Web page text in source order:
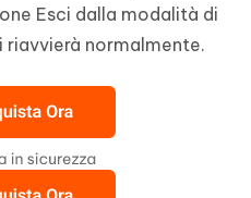
Esci dalla modalità di
normalmente.